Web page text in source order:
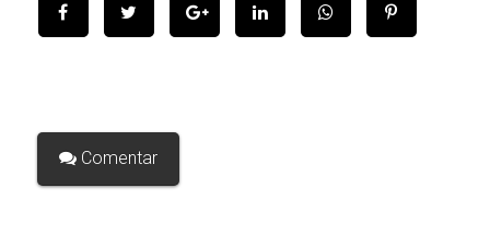
Comentar